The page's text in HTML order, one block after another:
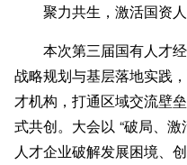
聚力共生，激活国资
本次第三届国有人才
战略规划与基层落地实践
才机构，打通区域交流壁
式共创。大会以 “破局、激
人才企业破解发展困境、